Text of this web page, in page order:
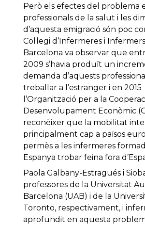
Però els efectes del problema
professionals de la salut i les
d’aquesta emigració són poc
Col·legi d’Infermeres i
Barcelona va observar que
2009 s’havia produït un
demanda d’aquests
treballar a l’estranger i en 2015
l’Organització per a la
Desenvolupament Econòmic
reconèixer que la mobilitat
principalment cap a països
permès a les infermeres
Espanya trobar feina fora
Paola Galbany-Estragués i
professores de la Universitat
Barcelona (UAB) i de la
Toronto, respectivament, i
aprofundit en aquesta